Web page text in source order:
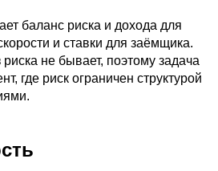
баланс риска и дохода для
и ставки для заёмщика.
не бывает, поэтому задача
где риск ограничен структурой